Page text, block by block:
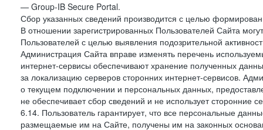
— Group-IB Secure Portal.
Сбор указанных сведений производится с целью
В отношении зарегистрированных Пользователей Сайта
Пользователей с целью выявления подозрительной
Администрация Сайта вправе изменять перечень
интернет-сервисы обеспечивают хранение полученных
за локализацию серверов сторонних интернет-сервисов.
о текущем подключении и персональных данных,
не обеспечивает сбор сведений и не использует
6.14. Пользователь гарантирует, что все персональные
размещаемые им на Сайте, получены им на законных